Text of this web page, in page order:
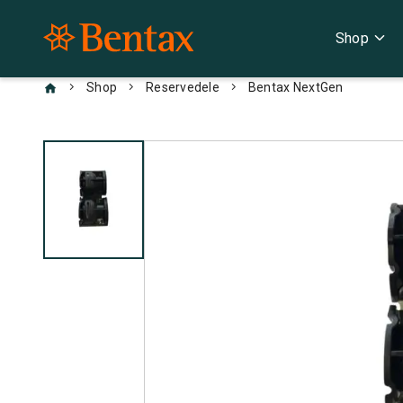
Shop expand_more
chevron_right Shop chevron_right Reservedele chevron_right Bentax NextGen